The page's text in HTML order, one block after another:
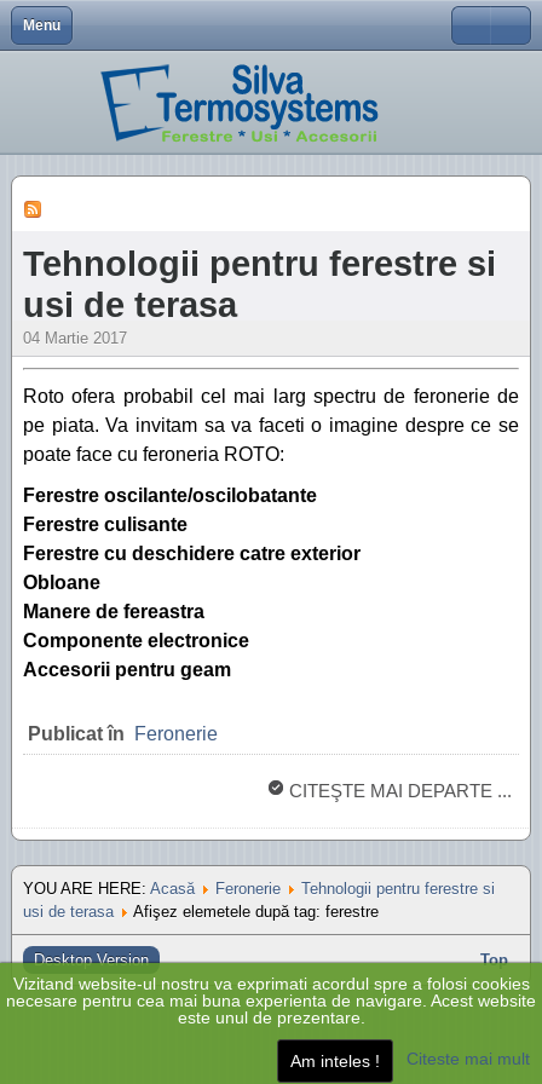
Menu Close
Despre Noi
Producator tamplarie PVC
Profile VEKA
Usi
Feronerie
ROTO
Accesorii
Contact
Termeni si conditii
ALPHALINE 90
SOFTLINE 82
SWINGLINE
SOFTLINE 70AD
EKOSOL 70
EFFECTLINE
VEKASLIDE 70
Usi culisante cu ridicare
EKOSOL 70
SOFTLINE 70AD
SWINGLINE
Tehnologii pentru ferestre si usi de terasa
Tehnologii pentru usi
Aţi uitat parola?
Tehnologii pentru ferestre si
usi de terasa
04 Martie 2017
Roto ofera probabil cel mai larg spectru de feronerie de
pe piata. Va invitam sa va faceti o imagine despre ce se
poate face cu feroneria ROTO:
Ferestre oscilante/oscilobatante
Ferestre culisante
Ferestre cu deschidere catre exterior
Obloane
Manere de fereastra
Componente electronice
Accesorii pentru geam
Publicat în Feronerie
CITEŞTE MAI DEPARTE ...
YOU ARE HERE: Acasă Feronerie
Tehnologii pentru ferestre si
usi de terasa
Afişez elemetele după tag: ferestre
Desktop Version Top
Vizitand website-ul nostru va exprimati acordul spre a folosi cookies
necesare pentru cea mai buna experienta de navigare. Acest website
este unul de prezentare.
Citeste mai mult
Am inteles !